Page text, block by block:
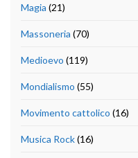
Magia (21)
Massoneria (70)
Medioevo (119)
Mondialismo (55)
Movimento cattolico (16)
Musica Rock(16)